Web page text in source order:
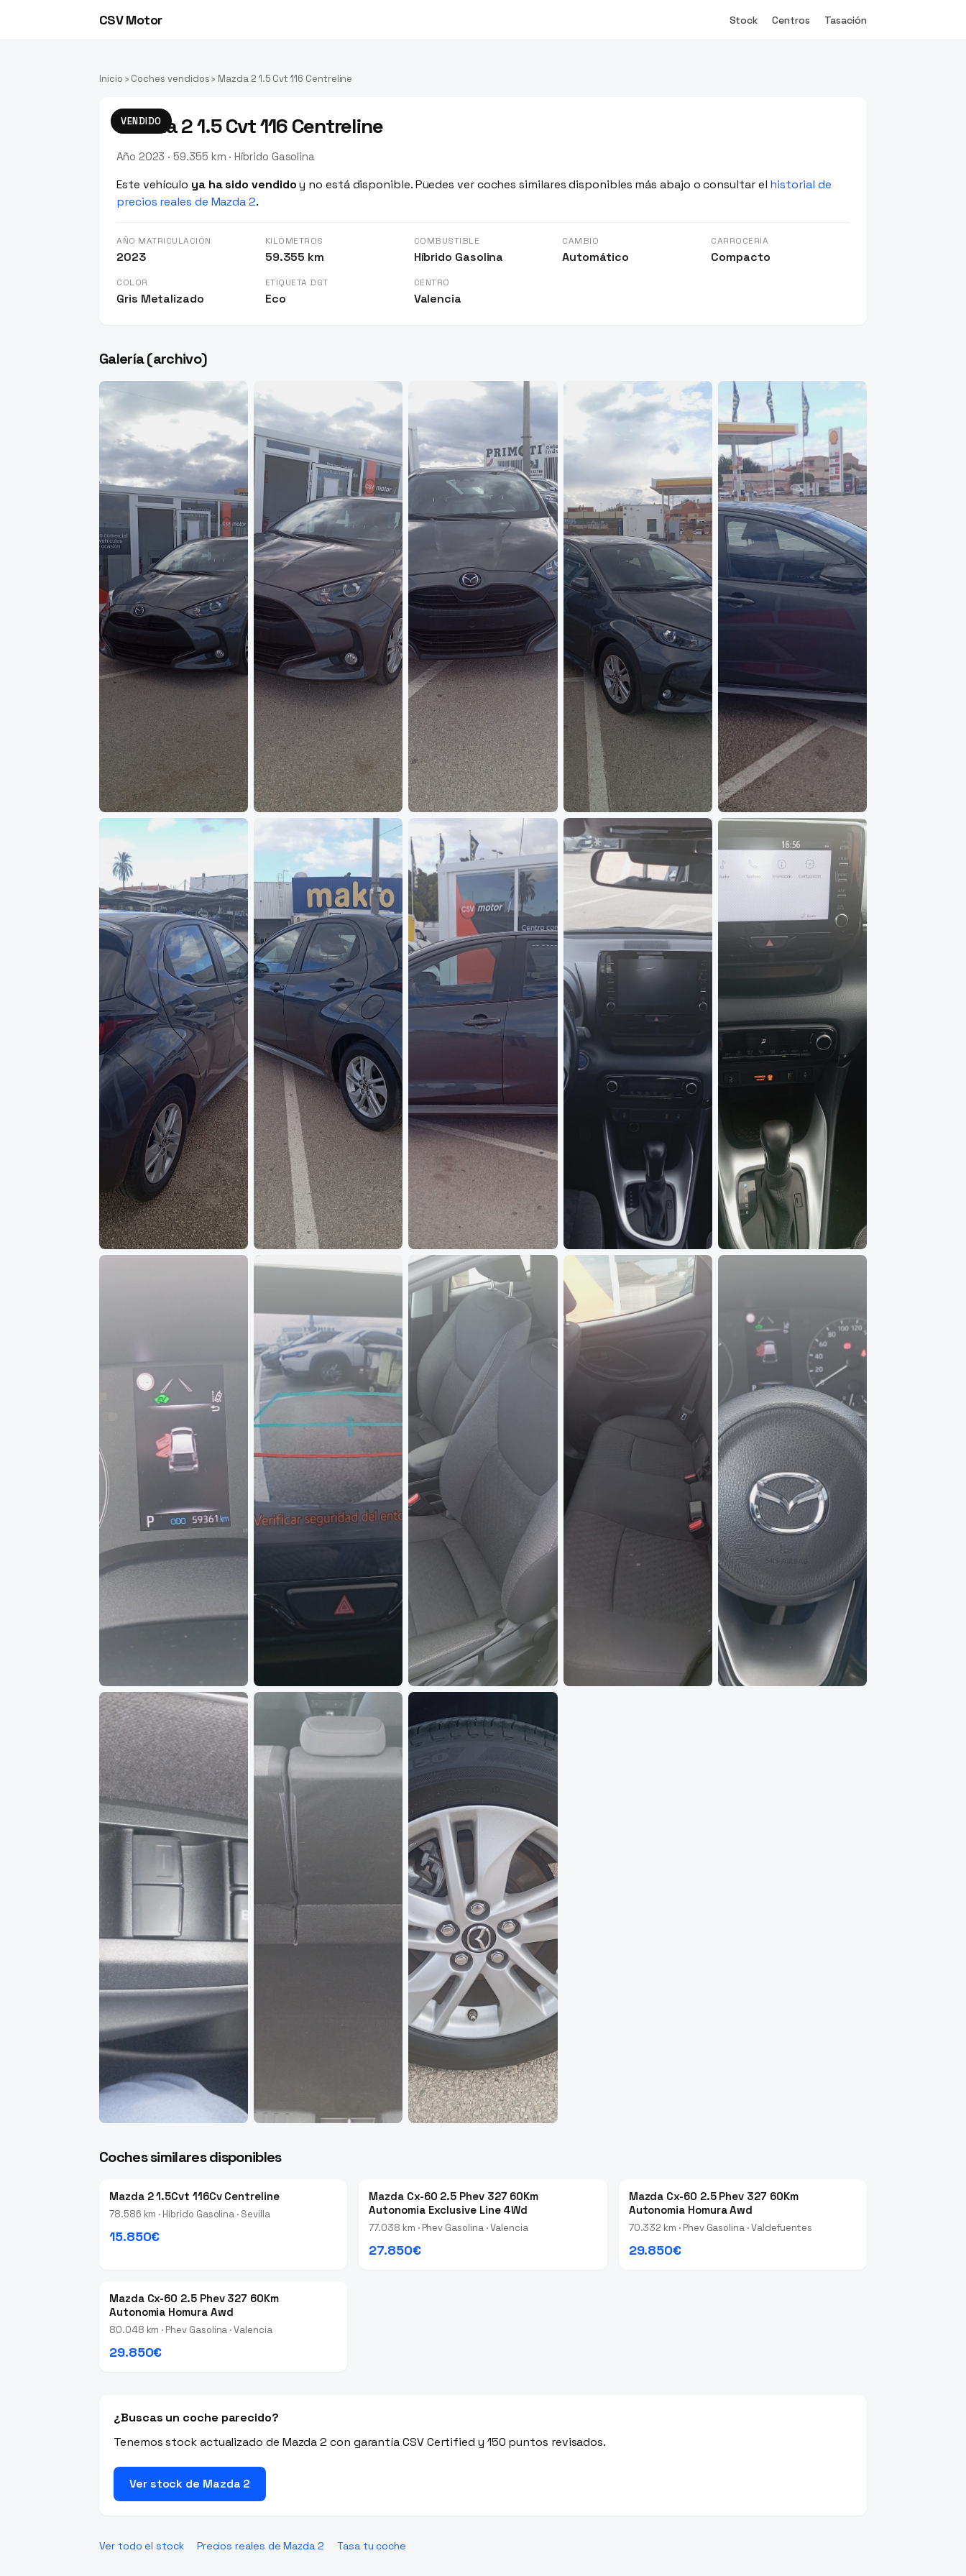
CSV Motor Stock Centros Tasación
Inicio › Coches vendidos› Mazda 2 1.5 Cvt 116 Centreline
VENDIDO
Mazda 2 1.5 Cvt 116 Centreline
Año 2023 · 59.355 km · Híbrido Gasolina
Este vehículo ya ha sido vendidoy no está disponible. Puedes ver coches similares disponibles más abajo o consultar el historial de
precios reales de Mazda 2.
AÑO MATRICULACIÓN
2023
KILÓMETROS
59.355 km
COMBUSTIBLE
Híbrido Gasolina
CAMBIO
Automático
CARROCERÍA
Compacto
COLOR
Gris Metalizado
ETIQUETA DGT
Eco
CENTRO
Valencia
Galería (archivo)
Coches similares disponibles
Mazda 2 1.5Cvt 116Cv Centreline
78.586 km · Híbrido Gasolina · Sevilla
15.850€
Mazda Cx-60 2.5 Phev 327 60Km
Autonomia Exclusive Line 4Wd
77.038 km · Phev Gasolina · Valencia
27.850€
Mazda Cx-60 2.5 Phev 327 60Km
Autonomia Homura Awd
70.332 km · Phev Gasolina · Valdefuentes
29.850€
Mazda Cx-60 2.5 Phev 327 60Km
Autonomia Homura Awd
80.048 km · Phev Gasolina · Valencia
29.850€
¿Buscas un coche parecido?
Tenemos stock actualizado de Mazda 2 con garantía CSV Certified y 150 puntos revisados.
Ver stock de Mazda 2
Ver todo el stock Precios reales de Mazda 2 Tasa tu coche